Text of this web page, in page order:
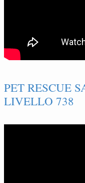
PET RESCUE
LIVELLO 738